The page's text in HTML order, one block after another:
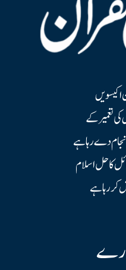
اکیسویں
تعمیر کے
دے رہا ہے
کا حل اسلام
کر رہا ہے